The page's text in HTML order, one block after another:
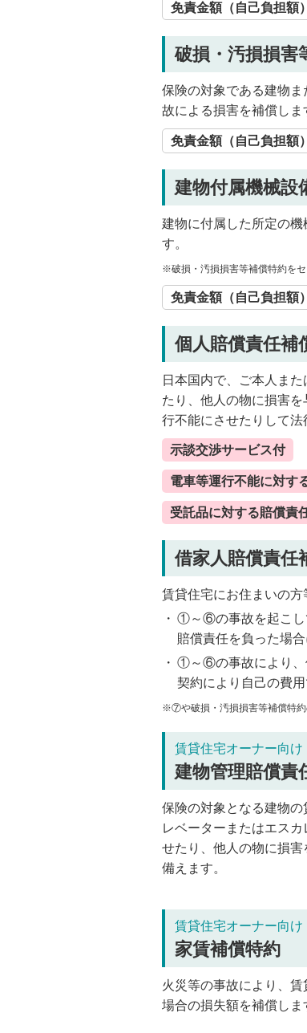
免責金額（自己負担額）
破損・汚損損害
保険の対象である建物
故による損害を補償しま
免責金額（自己負担額）
建物付属機械設
建物に付属した所定の
す。
※破損・汚損損害等補償特約をセ
免責金額（自己負担額）
個人賠償責任補
日本国内で、ご本人ま
たり、他人の物に損害
行不能にさせたりして法
示談交渉サービス付
電車等運行不能に対す
受託品に対する賠償責
借家人賠償責任
賃貸住宅にお住まいの方
①～⑥の事故を起こし
賠償責任を負った場合
①～⑥の事故により、
契約により自己の費
※⑦や破損・汚損損害等補償特約
賃貸住宅オーナー向け
建物管理賠償責
保険の対象となる建物
レベーターまたはエス
せたり、他人の物に損
備えます。
賃貸住宅オーナー向け
家賃補償特約
火災等の事故により、
場合の損失額を補償しま